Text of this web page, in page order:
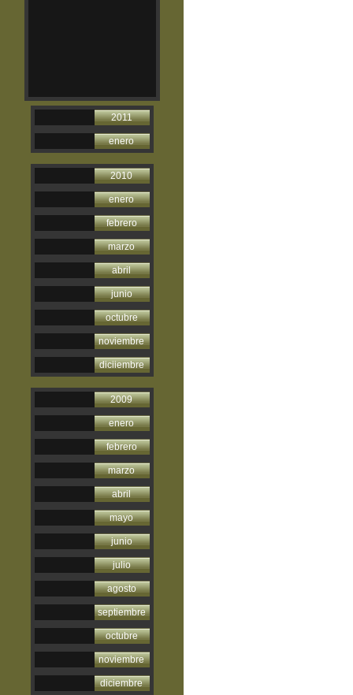
2011
enero
2010
enero
febrero
marzo
abril
junio
octubre
noviembre
diciiembre
2009
enero
febrero
marzo
abril
mayo
junio
julio
agosto
septiembre
octubre
noviembre
diciembre